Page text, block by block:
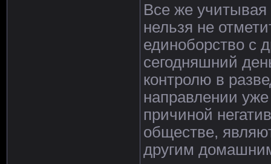
Все же
нельзя не
единоборство с
сегодняшний
контролю в
направлении
причиной
обществе,
другим